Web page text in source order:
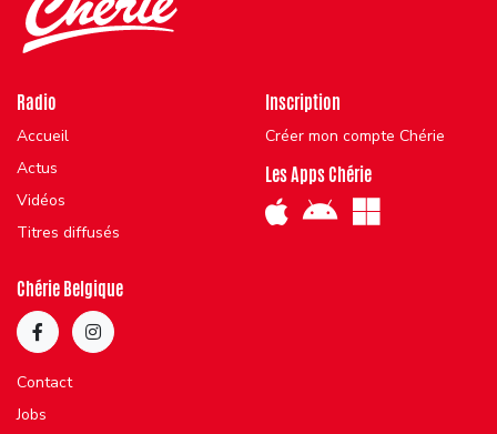
Radio
Accueil
Actus
Vidéos
Titres diffusés
Inscription
Créer mon compte Chérie
Les Apps Chérie
Chérie Belgique
Contact
Jobs